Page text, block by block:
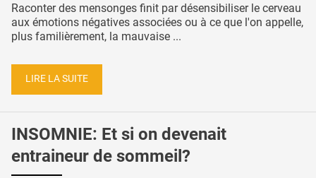
Raconter des mensonges finit par désensibiliser le cerveau
aux émotions négatives associées ou à ce que l'on appelle,
plus familièrement, la mauvaise ...
LIRE LA SUITE
INSOMNIE: Et si on devenait
entraineur de sommeil?